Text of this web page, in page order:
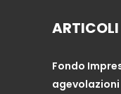
ARTICOLI
Fondo